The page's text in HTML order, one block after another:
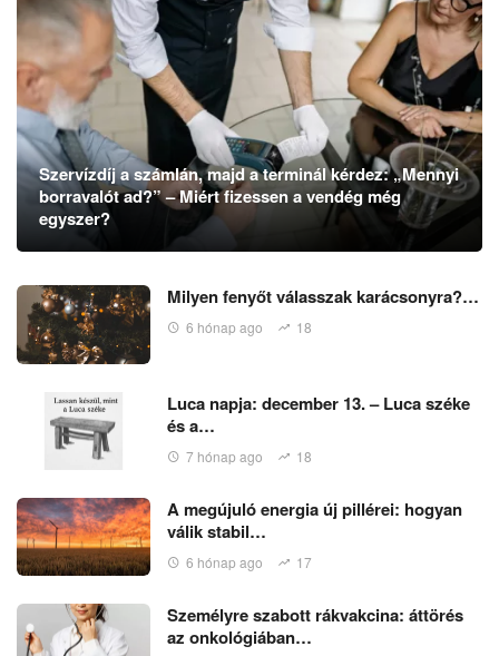
Szervízdíj a számlán, majd a terminál kérdez: „Mennyi
borravalót ad?” – Miért fizessen a vendég még
egyszer?
Milyen fenyőt válasszak karácsonyra?…
6 hónap ago 18
Luca napja: december 13. – Luca széke
és a…
7 hónap ago 18
A megújuló energia új pillérei: hogyan
válik stabil…
6 hónap ago 17
Személyre szabott rákvakcina: áttörés
az onkológiában…